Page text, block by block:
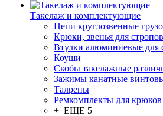
Такелаж и комплектующие
Цепи круглозвенные
Крюки, звенья для стропов
Втулки алюминиевые для
Коуши
Скобы такелажные
Зажимы канатные
Талрепы
Ремкомплекты для крюков
+ ЕЩЕ 5